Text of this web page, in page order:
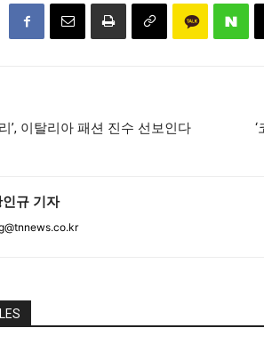
’, 이탈리아 패션 진수 선보인다
인규 기자